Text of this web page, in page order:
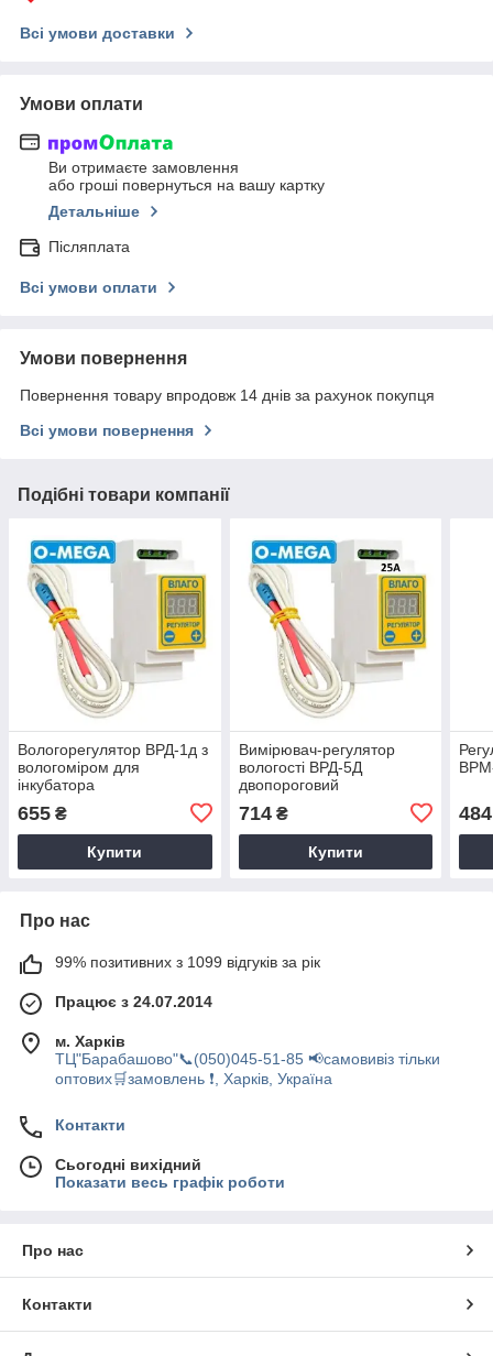
Всі умови доставки
Умови оплати
Ви отримаєте замовлення
або гроші повернуться на вашу картку
Детальніше
Післяплата
Всі умови оплати
Умови повернення
Повернення товару впродовж 14 днів за рахунок покупця
Всі умови повернення
Подібні товари компанії
Вологорегулятор ВРД-1д з
вологоміром для
інкубатора
655 ₴
Купити
Вимірювач-регулятор
вологості ВРД-5Д
двопороговий
714₴
Купити
484
Про нас
99% позитивних з 1099 відгуків за рік
Працює з 24.07.2014
м. Харків
ТЦ"Барабашово"📞(050)045-51-85 📢самовивіз тільки
оптових🛒замовлень ❗, Харків, Україна
Контакти
Сьогодні вихідний
Показати весь графік роботи
Про нас
Контакти